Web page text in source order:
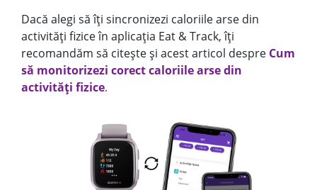
Dacă alegi să îți sincronizezi caloriile arse din
activități fizice în aplicația Eat & Track, îți
recomandăm să citește și acest articol despre Cum
să monitorizezi corect caloriile arse din
activități fizice.